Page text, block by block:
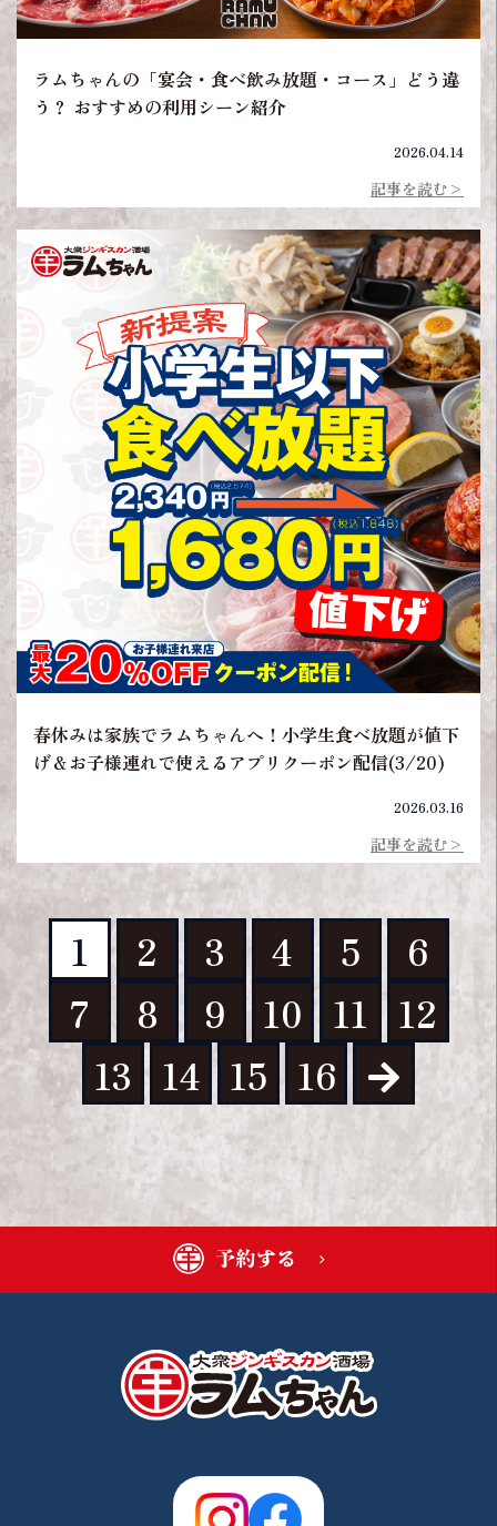
ラムちゃんの「宴会・食べ飲み放題・コース」どう違
う？ おすすめの利用シーン紹介
2026.04.14
記事を読む>
春休みは家族でラムちゃんへ！小学生食べ放題が値下
げ＆お子様連れで使えるアプリクーポン配信(3/20)
2026.03.16
記事を読む>
1 2 3 4 5
6
7
8 9 10 11
12
13
14 15 16